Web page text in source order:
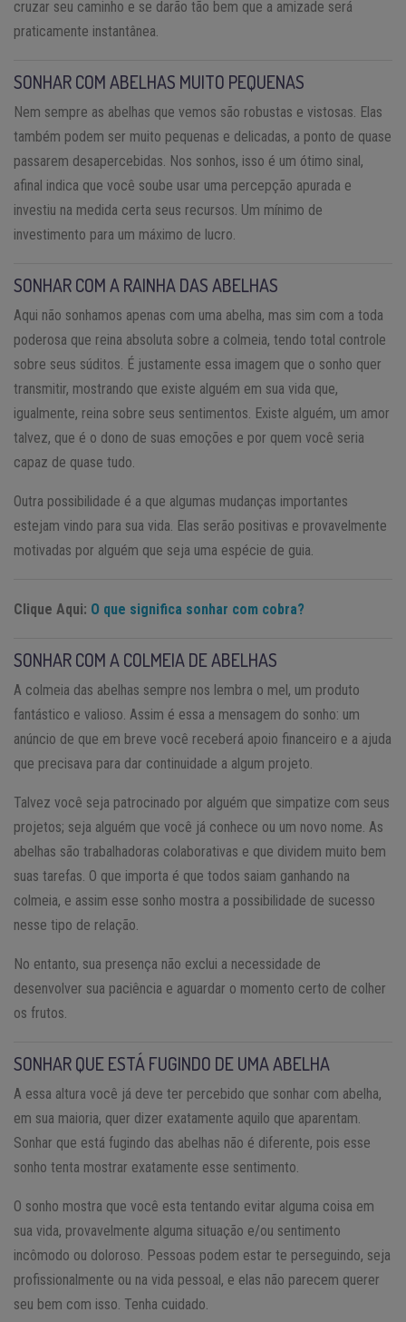
cruzar seu caminho e se darão tão bem que a amizade será
praticamente instantânea.
SONHAR COM ABELHAS MUITO PEQUENAS
Nem sempre as abelhas que vemos são robustas e vistosas. Elas
também podem ser muito pequenas e delicadas, a ponto de quase
passarem desapercebidas. Nos sonhos, isso é um ótimo sinal,
afinal indica que você soube usar uma percepção apurada e
investiu na medida certa seus recursos. Um mínimo de
investimento para um máximo de lucro.
SONHAR COM A RAINHA DAS ABELHAS
Aqui não sonhamos apenas com uma abelha, mas sim com a toda
poderosa que reina absoluta sobre a colmeia, tendo total controle
sobre seus súditos. É justamente essa imagem que o sonho quer
transmitir, mostrando que existe alguém em sua vida que,
igualmente, reina sobre seus sentimentos. Existe alguém, um amor
talvez, que é o dono de suas emoções e por quem você seria
capaz de quase tudo.
Outra possibilidade é a que algumas mudanças importantes
estejam vindo para sua vida. Elas serão positivas e provavelmente
motivadas por alguém que seja uma espécie de guia.
Clique Aqui: O que significa sonhar com cobra?
SONHAR COM A COLMEIA DE ABELHAS
A colmeia das abelhas sempre nos lembra o mel, um produto
fantástico e valioso. Assim é essa a mensagem do sonho: um
anúncio de que em breve você receberá apoio financeiro e a ajuda
que precisava para dar continuidade a algum projeto.
Talvez você seja patrocinado por alguém que simpatize com seus
projetos; seja alguém que você já conhece ou um novo nome. As
abelhas são trabalhadoras colaborativas e que dividem muito bem
suas tarefas. O que importa é que todos saiam ganhando na
colmeia, e assim esse sonho mostra a possibilidade de sucesso
nesse tipo de relação.
No entanto, sua presença não exclui a necessidade de
desenvolver sua paciência e aguardar o momento certo de colher
os frutos.
SONHAR QUE ESTÁ FUGINDO DE UMA ABELHA
A essa altura você já deve ter percebido que sonhar com abelha,
em sua maioria, quer dizer exatamente aquilo que aparentam.
Sonhar que está fugindo das abelhas não é diferente, pois esse
sonho tenta mostrar exatamente esse sentimento.
O sonho mostra que você esta tentando evitar alguma coisa em
sua vida, provavelmente alguma situação e/ou sentimento
incômodo ou doloroso. Pessoas podem estar te perseguindo, seja
profissionalmente ou na vida pessoal, e elas não parecem querer
seu bem com isso. Tenha cuidado.